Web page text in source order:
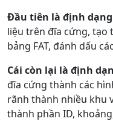
Đầu tiên là định
liệu trên đĩa cứng, tạo
bảng FAT, đánh dấu
Cái còn lại là định
đĩa cứng thành các
rãnh thành nhiều khu
thành phần ID,